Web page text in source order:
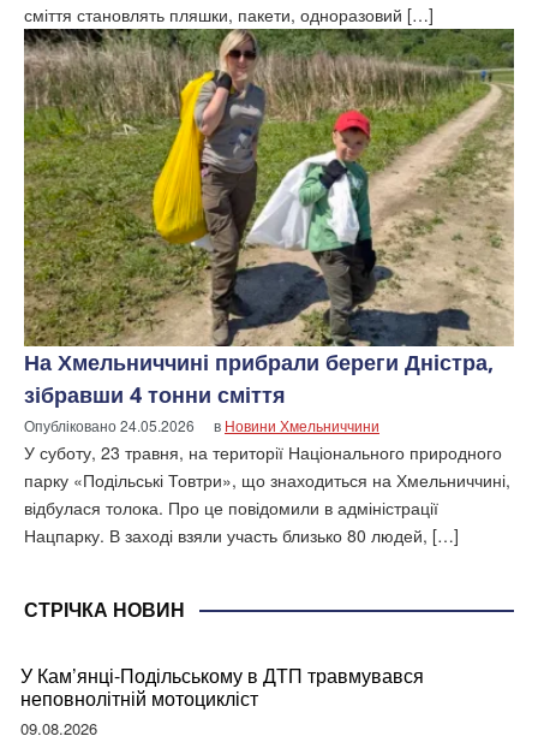
сміття становлять пляшки, пакети, одноразовий […]
На Хмельниччині прибрали береги Дністра,
зібравши 4 тонни сміття
Опубліковано24.05.2026 в Новини Хмельниччини
У суботу, 23 травня, на території Національного природного
парку «Подільські Товтри», що знаходиться на Хмельниччині,
відбулася толока. Про це повідомили в адміністрації
Нацпарку. В заході взяли участь близько 80 людей, […]
СТРІЧКА НОВИН
У Кам’янці-Подільському в ДТП травмувався
неповнолітній мотоцикліст
09.08.2026